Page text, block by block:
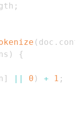
;
( doc .
)
{
] || 0 ) + 1 ;